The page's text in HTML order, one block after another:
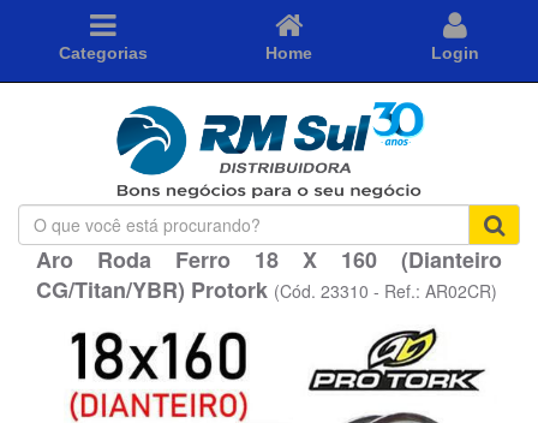
Categorias Home Login
O
que
você
está
Aro Roda Ferro 18 X 160 (Dianteiro
CG/Titan/YBR) Protork (Cód. 23310 - Ref.: AR02CR)